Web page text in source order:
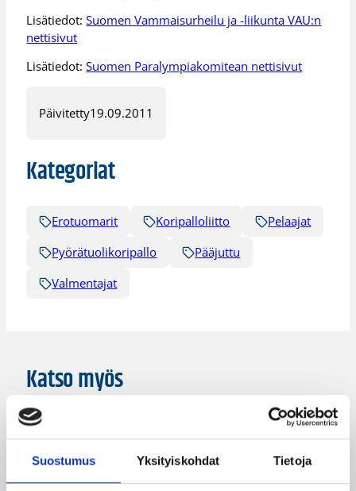
Suostumus Yksityiskohdat Tietoja
Lisätiedot:Suomen Vammaisurheilu ja -liikunta VAU:n
nettisivut
Lisätiedot:Suomen Paralympiakomitean nettisivut
Päivitetty19.09.2011
Kategoriat
Erotuomarit Koripalloliitto
Pelaajat
Pyörätuolikoripallo
Pääjuttu
Valmentajat
Katso myös